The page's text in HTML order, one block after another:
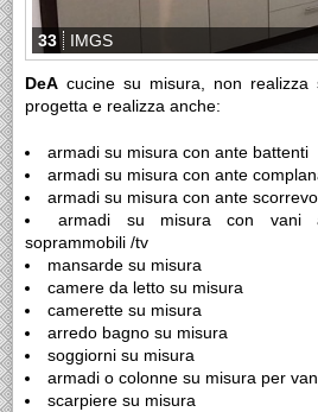
33 IMGS
DeA cucine su misura, non realizza
progetta e realizza anche:
armadi su misura con ante battenti
armadi su misura con ante
armadi su misura con ante
armadi su misura con vani
soprammobili /tv
mansarde su misura
camere da letto su misura
camerette su misura
arredo bagno su misura
soggiorni su misura
armadi o colonne su misura per
scarpiere su misura